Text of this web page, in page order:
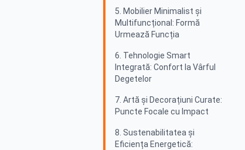
5. Mobilier Minimalist și
Multifuncțional: Formă
Urmează Funcția
6. Tehnologie Smart
Integrată: Confort la Vârful
Degetelor
7. Artă și Decorațiuni Curate:
Puncte Focale cu Impact
8. Sustenabilitatea și
Eficiența Energetică: